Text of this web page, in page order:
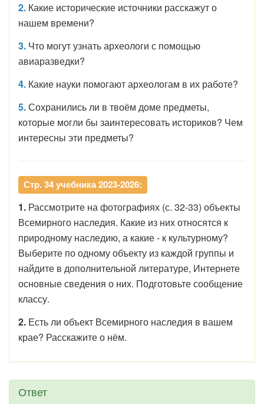
2. Какие исторические источники расскажут о
нашем времени?
3. Что могут узнать археологи с помощью
авиаразведки?
4. Какие науки помогают археологам в их работе?
5.Сохранились ли в твоём доме предметы,
которые могли бы заинтересовать историков? Чем
интересны эти предметы?
Стр. 34 учебника 2023-2026:
1. Рассмотрите на фотографиях (с. 32-33) объекты
Всемирного наследия. Какие из них относятся к
природному наследию, а какие - к культурному?
Выберите по одному объекту из каждой группы и
найдите в дополнительной литературе, Интернете
основные сведения о них. Подготовьте сообщение
классу.
2. Есть ли объект Всемирного наследия в вашем
крае? Расскажите о нём.
Ответ